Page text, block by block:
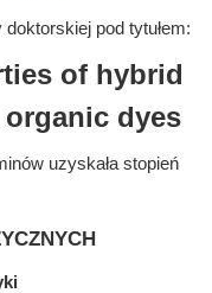
pod tytułem:
of hybrid
dyes
uzyskała stopień